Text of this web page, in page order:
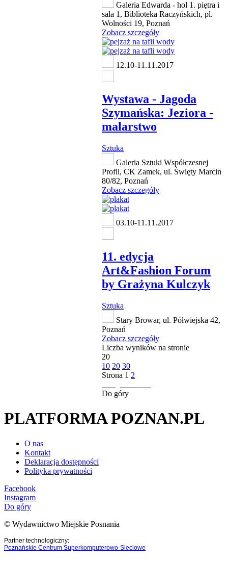
Galeria Edwarda - hol 1. piętra i
sala 1, Biblioteka Raczyńskich, pl.
Wolności 19, Poznań
Zobacz szczegóły
12.10-11.11.2017
Wystawa - Jagoda
Szymańska: Jeziora -
malarstwo
Sztuka
Galeria Sztuki Współczesnej
Profil, CK Zamek, ul. Święty Marcin
80/82, Poznań
Zobacz szczegóły
03.10-11.11.2017
11. edycja
Art&Fashion Forum
by Grażyna Kulczyk
Sztuka
Stary Browar, ul. Półwiejska 42,
Poznań
Zobacz szczegóły
Liczba wyników na stronie
20
10 20 30
Strona 1 2
Do góry
PLATFORMA POZNAN.PL
O nas
Kontakt
Deklaracja dostępności
Polityka prywatności
Facebook
Instagram
Do góry
© Wydawnictwo Miejskie Posnania
Partner technologiczny:
Poznańskie Centrum Superkomputerowo-Sieciowe